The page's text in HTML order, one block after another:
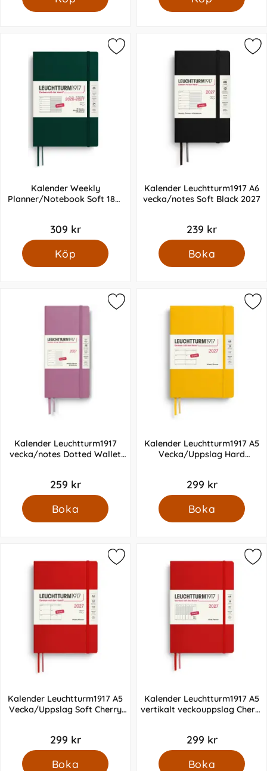
Kalender Weekly
Planner/Notebook Soft 18m
309 kr
Köp
Kalender Leuchtturm1917 A6
vecka/notes Soft Black 2027
239 kr
Boka
Kalender Leuchtturm1917
vecka/notes Dotted Wallet
259 kr
Boka
Kalender Leuchtturm1917 A5
Vecka/Uppslag Hard
299 kr
Boka
Kalender Leuchtturm1917 A5
Vecka/Uppslag Soft Cherry
299 kr
Boka
Kalender Leuchtturm1917 A5
vertikalt veckouppslag Cherry
299 kr
Boka